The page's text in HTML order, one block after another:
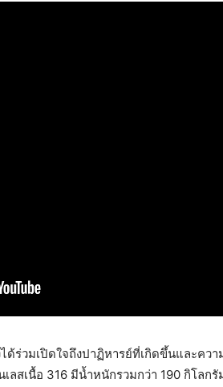
ด้ร่วมเปิดใจถึงปาฏิหารย์ที่เกิดขึ้นและคว
ลสเนื้อ 316 มีน้ำหนักรวมกว่า 190 กิโลก